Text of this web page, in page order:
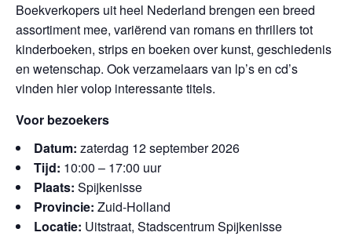
Boekverkopers uit heel Nederland brengen een breed
assortiment mee, variërend van romans en thrillers tot
kinderboeken, strips en boeken over kunst, geschiedenis
en wetenschap. Ook verzamelaars van lp’s en cd’s
vinden hier volop interessante titels.
Voor bezoekers
Datum: zaterdag 12 september 2026
Tijd: 10:00 – 17:00 uur
Plaats: Spijkenisse
Provincie: Zuid-Holland
Locatie: Uitstraat, Stadscentrum Spijkenisse